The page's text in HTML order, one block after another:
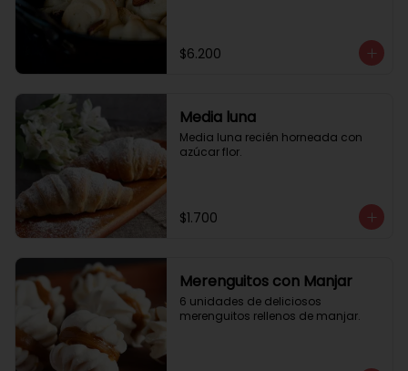
$6.200
Media luna
Media luna recién horneada con
azúcar flor.
$1.700
Merenguitos con Manjar
6 unidades de deliciosos
merenguitos rellenos de manjar.